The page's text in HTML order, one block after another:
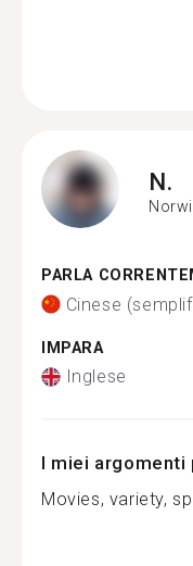
N.
PARLA
Cinese
IMPARA
Inglese
I miei
Movies, variety,